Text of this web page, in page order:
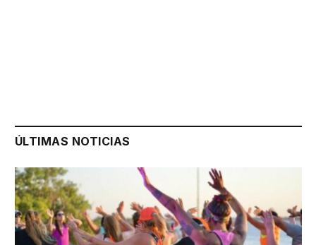
ÚLTIMAS NOTICIAS